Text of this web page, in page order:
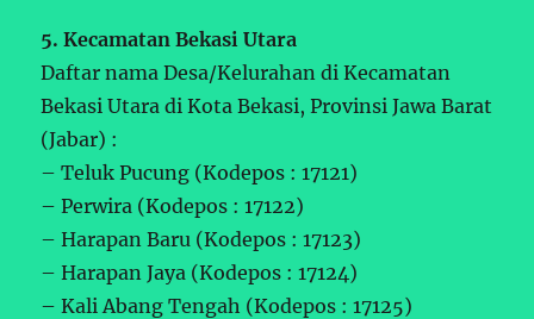
5. Kecamatan Bekasi Utara
Daftar nama Desa/Kelurahan di Kecamatan
Bekasi Utara di Kota Bekasi, Provinsi Jawa Barat
(Jabar) :
– Teluk Pucung (Kodepos : 17121)
– Perwira (Kodepos : 17122)
– Harapan Baru (Kodepos : 17123)
– Harapan Jaya (Kodepos : 17124)
– Kali Abang Tengah (Kodepos : 17125)